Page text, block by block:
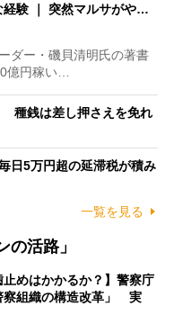
経験 ｜ 突然マルサがや…
ダー・磯貝清明氏の著書
億円稼い…
種銭は差し押さえを免れ
日5万円超の延滞税が積み
一覧を見る
活路」
止めはかかるか？】警察庁
察組織の構造改革」 実